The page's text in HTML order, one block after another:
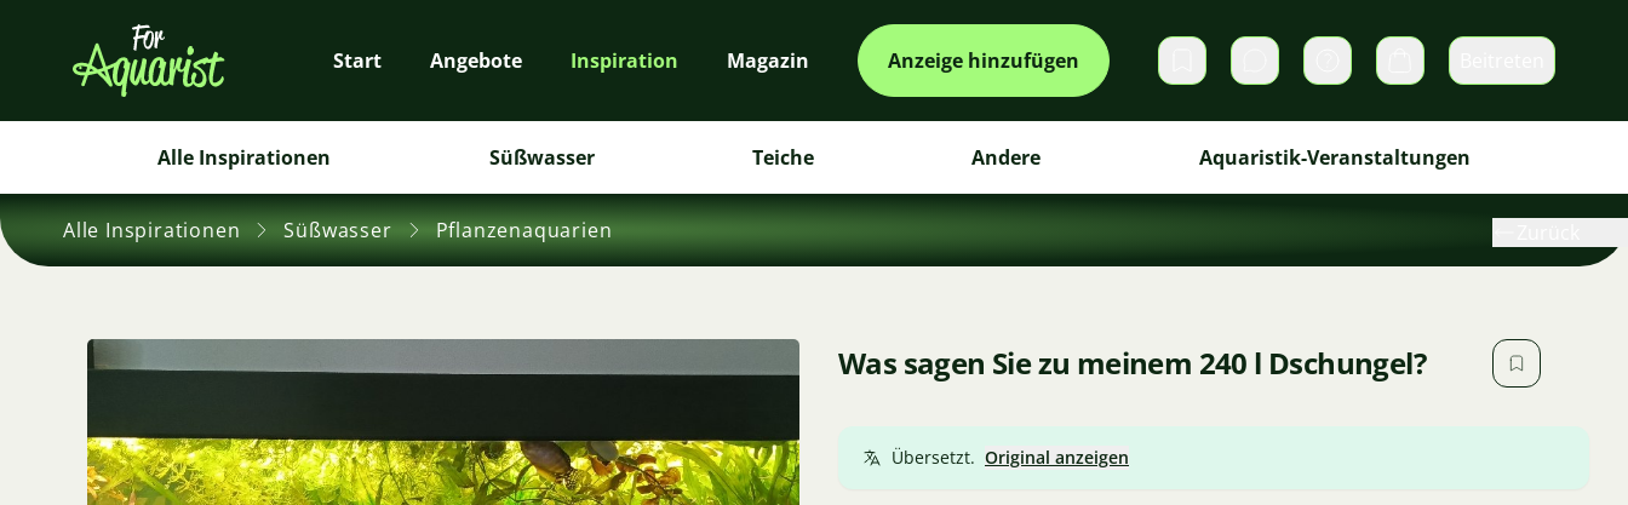
Start Angebote Inspiration Magazin Anzeige hinzufügen DirektnachrichtenWarenkorb
Alle Inspirationen Süßwasser Teiche Andere Aquaristik-Veranstaltungen
Alle Inspirationen Süßwasser Pflanzenaquarien
Was sagen Sie zu meinem 240 l Dschungel?
Übersetzt. Original anzeigen